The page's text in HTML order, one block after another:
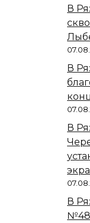
В
В
В
В
№48